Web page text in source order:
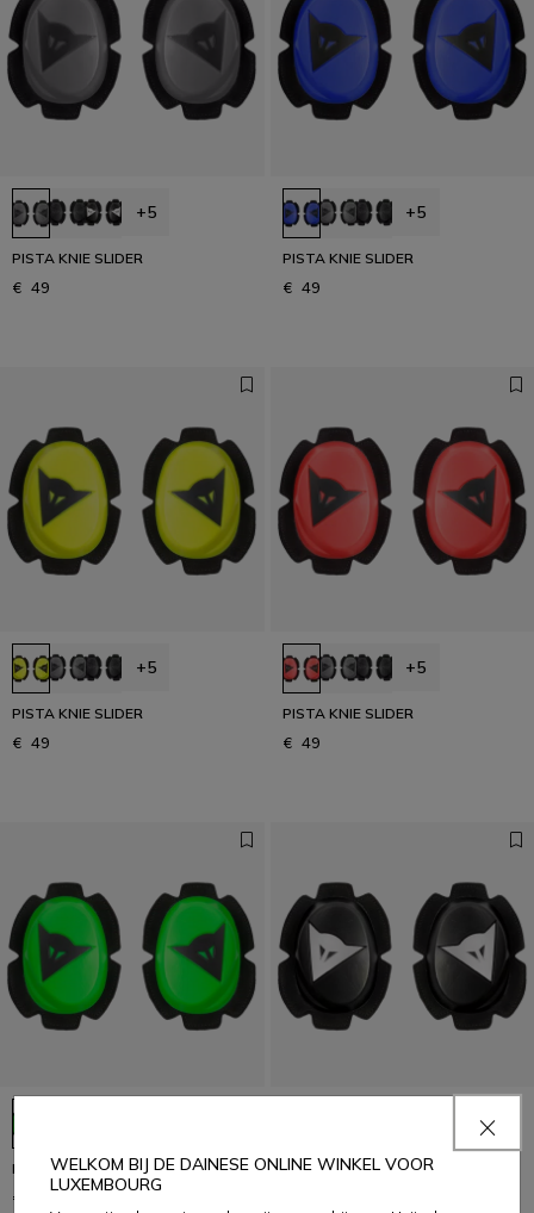
+5
PISTA KNIE SLIDER
€ 49
+5
PISTA KNIE SLIDER
€ 49
+5
PISTA KNIE SLIDER
€ 49
+5
PISTA KNIE SLIDER
€ 49
PISTA KNIE SLIDER
€ 49
PISTA KNIE SLIDER
WELKOM BIJ DE DAINESE ONLINE WINKEL VOOR
LUXEMBOURG